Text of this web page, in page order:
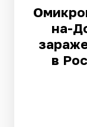
на-
в